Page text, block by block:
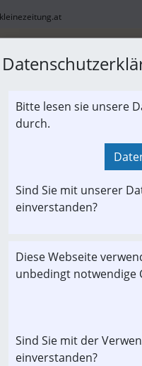
kleinezeitung.at
Sie hier um auf den
Fachbeitrag Fahrgast
Verkehrspolitik
| Studien | Statistik
Bitte lesen sie unsere
durch.
Sind Sie mit unserer
einverstanden?
Diese Webseite
unbedingt notwendige
Sind Sie mit der
einverstanden?